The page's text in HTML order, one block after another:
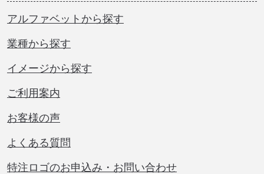
アルファベットから探す
業種から探す
イメージから探す
ご利用案内
お客様の声
よくある質問
特注ロゴのお申込み・お問い合わせ